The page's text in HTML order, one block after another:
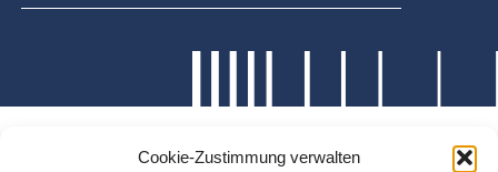
Cookie-Zustimmung verwalten